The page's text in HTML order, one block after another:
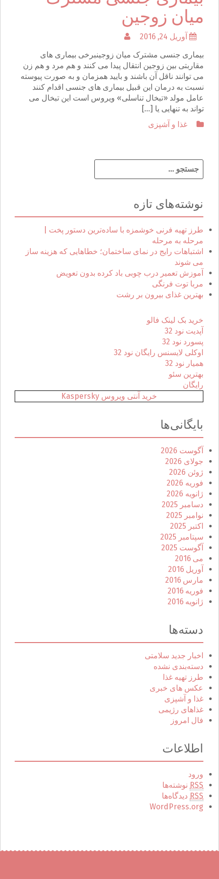
میان زوجین
آوریل 24, 2016
بیماری جنسی مشترک میان زوجینبرخی بیماری های
مقاربتی بین زوجین انتقال پیدا می کنند و هم مرد و هم زن
می توانند ناقل آن باشند و بایید همزمان و به صورت پیوسته
نسبت به درمان این قبیل بیماری های جنسی اقدام کنند
عامل مولد «تبخال تناسلی» ویروس است این تبخال می
تواند به تنهایی یا […]
غذا و آشپزی
س
و
ب
ر
ا
ی
:
نوشته‌های تازه
طرز تهیه فرنی خوشمزه با ساده‌ترین دستور پخت |
مرحله به مرحله
اشتباهات رایج در نمای ساختمان؛ خطاهایی که هزینه ساز
می شوند
آموزش تعمیر درب چوبی باد کرده بدون تعویض
مربا توت فرنگی
بهترین غذای بیرون بر رشت
خرید بک لینک فالو
آپدیت نود 32
پسورد نود 32
اوکلی لایسنس رایگان نود 32
همیار نود 32
بهترین سئو
رایگان
خرید آنتی ویروس Kaspersky
بایگانی‌ها
آگوست 2026
جولای 2026
ژوئن 2026
فوریه 2026
ژانویه 2026
دسامبر 2025
نوامبر 2025
اکتبر 2025
سپتامبر 2025
آگوست 2025
می 2016
آوریل 2016
مارس 2016
فوریه 2016
ژانویه 2016
دسته‌ها
اخبار جدید سلامتی
دسته‌بندی نشده
طرز تهیه غذا
عکس های خبری
غذا و آشپزی
غذاهای رژیمی
فال امروز
اطلاعات
ورود
RSS نوشته‌ها
RSS دیدگاه‌ها
WordPress.org